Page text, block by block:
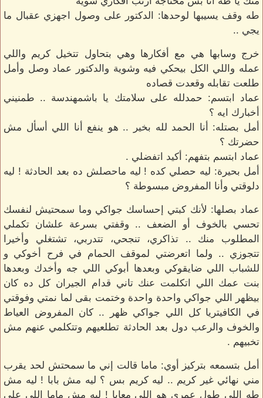
طه وقف يسيبها لوحدها: الدكتور على وصول اجهزي عقبال ما
يجي ..
خرج وسابها هي مع أفكارها وهي بتحاول تتخيل كريم واللي
عمله واللي الكل بيحكي فيه وشوية والدكتور عماد وصل وأمل
طلعت تقابله وقعدت قصاده
عماد ابتسم: حمدلله على سلامتك يا باشمهندسة .. طمنيني
أخبارك ايه ؟
أمل بصتله: أنا الحمد لله بخير .. هو ينفع أنا اللي أسأل مش
حضرتك ؟
عماد ابتسم بتفهم: أكيد اتفضلي .
أمل بحيرة: ليه حصلي كده ! ليه ماحصلش ده بعد الحادثة ! ليه
دلوقتي وأنا المفروض مبسوطة ؟
عماد بصلها: لأنك كبتي إحساسك جواكي وما سمحتيش لنفسك
تحسي بالخوف أو الضعف .. وقفتي بسرعة علشان تكملي
المطلوب منك .. تذاكري، تنجحي، تتدربي، تشتغلي وأخيرا
تتجوزي .. ولما اتعرضتي لموقف الحمام في فرح أخوكي و
للشباب اللي ضايقوكي وبعدها أبوكي اللي جه وأخدك وبعدها
بنت عمك اللي اتكلمت عنك تاني قدام الجيران كل ده كان
بيظهر اللي جواكي واحدة واحدة وختمت بقى لما نمتي وفوقتي
في الكافيتريا كل اللي جواكي ظهر .. كان المفروض العياط
والخوف والرعب دول بعد الحادثة تطلعيهم وتتكلمي عنهم مش
تخبيهم .
أمل بتسمعه بتركيز أوي: ماما قالت إني ما سمحتش لحد يقرب
مني نهائي غير كريم .. ليه كريم بس ؟ ليه مش بابا ! ليه مش
طه اللي طول عمري هو اللي معايا ! ليه مش ماما اللي على